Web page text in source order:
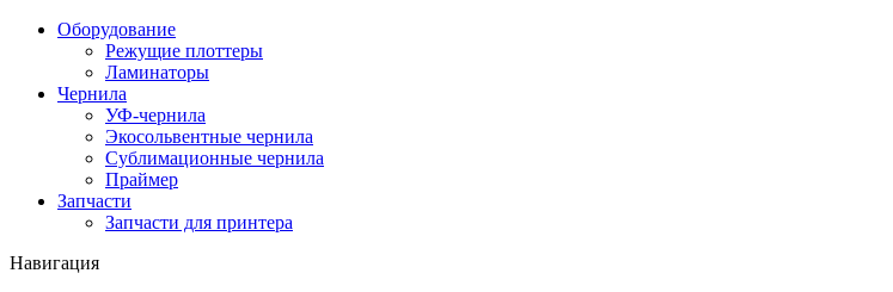
Оборудование
Режущие плоттеры
Ламинаторы
Чернила
УФ-чернила
Экосольвентные чернила
Сублимационные чернила
Праймер
Запчасти
Запчасти для принтера
Навигация